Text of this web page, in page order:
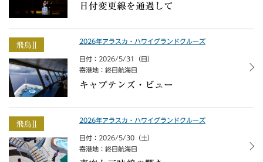
日付変更線を通過して
2026年アラスカ・ハワイグランドクルーズ
日付：2026/5/31（日）
寄港地：終日航海日
キャプテンズ・ビュー
2026年アラスカ・ハワイグランドクルーズ
日付：2026/5/30（土）
寄港地：終日航海日